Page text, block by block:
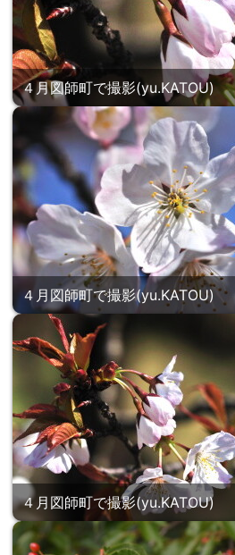
４月図師町で撮影(yu.KATOU)
４月図師町で撮影(yu.KATOU)
４月図師町で撮影(yu.KATOU)